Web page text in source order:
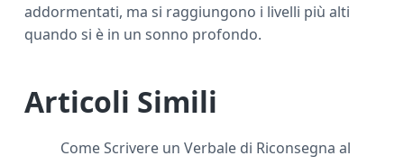
addormentati, ma si raggiungono i livelli più alti
quando si è in un sonno profondo.
Articoli Simili
Come Scrivere un Verbale di Riconsegna al